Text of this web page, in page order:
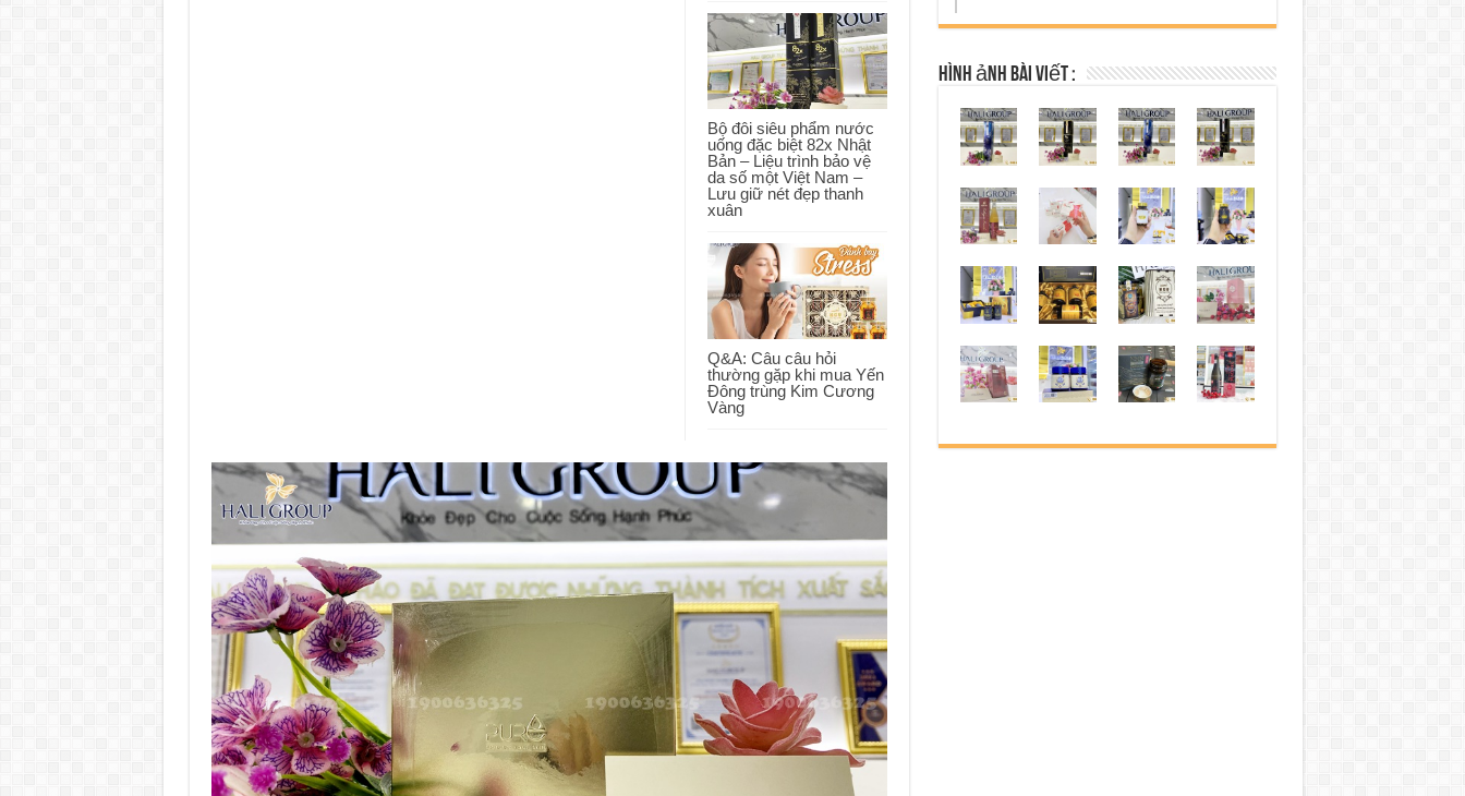
Bộ đôi siêu phẩm nước
uống đặc biệt 82x Nhật
Bản – Liệu trình bảo vệ
da số một Việt Nam –
Lưu giữ nét đẹp thanh
xuân
Q&A: Câu câu hỏi
thường gặp khi mua Yến
Đông trùng Kim Cương
Vàng
Hình ảnh bài viết :